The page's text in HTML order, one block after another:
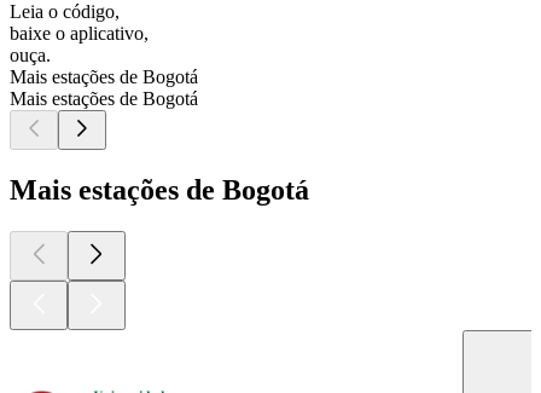
Leia o código,
baixe o aplicativo,
ouça.
Mais estações de Bogotá
Mais estações de Bogotá
Mais estações de Bogotá